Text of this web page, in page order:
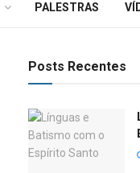
PALESTRAS
Posts Recentes